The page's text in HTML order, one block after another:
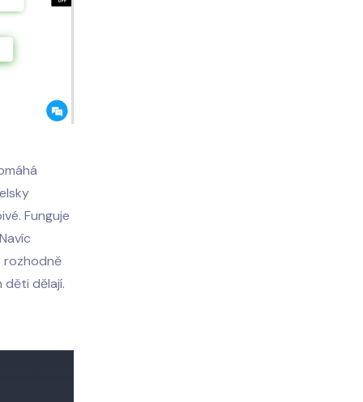
Funguje
rozhodně
dělají.